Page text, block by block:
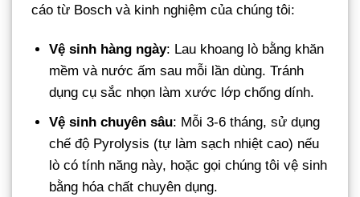
cáo từ Bosch và kinh nghiệm của chúng tôi:
Vệ sinh hàng ngày: Lau khoang lò bằng khăn
mềm và nước ấm sau mỗi lần dùng. Tránh
dụng cụ sắc nhọn làm xước lớp chống dính.
Vệ sinh chuyên sâu: Mỗi 3-6 tháng, sử dụng
chế độ Pyrolysis (tự làm sạch nhiệt cao) nếu
lò có tính năng này, hoặc gọi chúng tôi vệ sinh
bằng hóa chất chuyên dụng.